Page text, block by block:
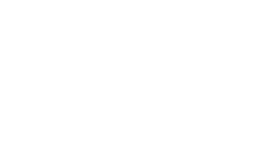
za poplatok, telefón, TV/sat., chladnička, trezor za poplatok, balkón alebo terasa
taverne.